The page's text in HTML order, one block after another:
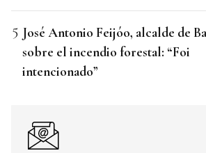
José Antonio Feijóo, alcalde de
sobre el incendio forestal: “Foi
intencionado”